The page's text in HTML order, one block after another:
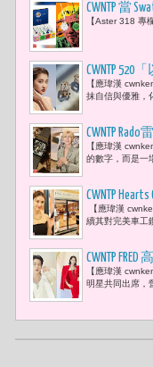
CWNTP 當
聯名，「
【Aster 318 專
CWNTP
【應瑋漢
抹自信與優雅，
CWNTP
終於學會
【應瑋漢
的數字，而是一
CWNTP
微風集團
【應瑋漢
續其對完美車工
CWNTP
數亮相 成
【應瑋漢
明星共同出席，